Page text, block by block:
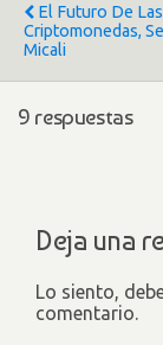
El Futuro De Las
Criptomonedas,
Micali
9 respuestas
Deja una
Lo siento,
comentario.